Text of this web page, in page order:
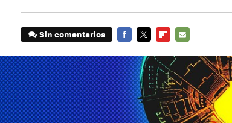
Sin comentarios
MAIL